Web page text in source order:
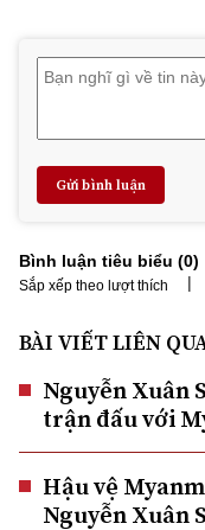
Gửi bình luận
Bình luận tiêu biểu (0)
Sắp xếp theo lượt thích |
BÀI VIẾT LIÊN
Nguyễn Xuân
trận đấu với
Hậu vệ
Nguyễn Xuân